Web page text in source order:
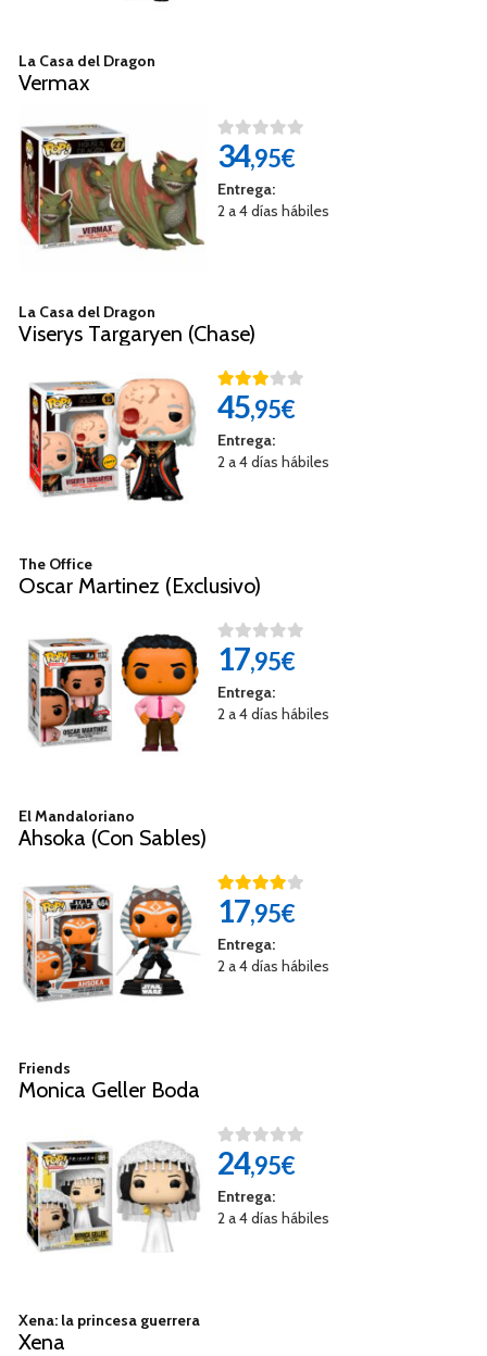
La Casa del Dragon
Vermax
34,95€
Entrega:
2 a 4 días hábiles
La Casa del Dragon
Viserys Targaryen (Chase)
45,95€
Entrega:
2 a 4 días hábiles
The Office
Oscar Martinez (Exclusivo)
17,95€
Entrega:
2 a 4 días hábiles
El Mandaloriano
Ahsoka (Con Sables)
17,95€
Entrega:
2 a 4 días hábiles
Friends
Monica Geller Boda
24,95€
Entrega:
2 a 4 días hábiles
Xena: la princesa guerrera
Xena